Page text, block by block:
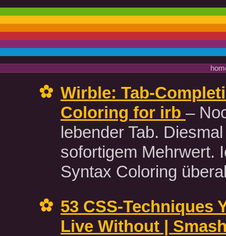
Wirble: Tab-
Coloring for irb –
lebender Tab.
sofortigem Mehrwert.
Syntax Coloring
53 CSS-Techniques
Live Without |